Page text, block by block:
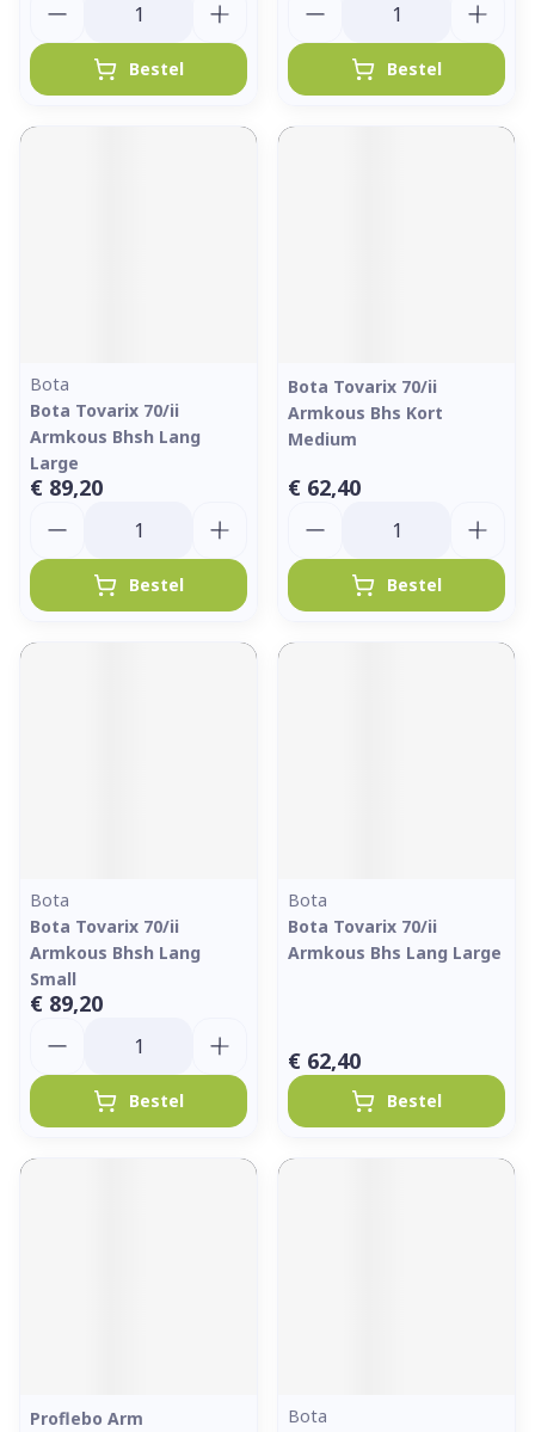
Bestel Bestel
Bota
Bota Tovarix 70/ii
Armkous Bhsh Lang
Large
€ 89,20
Bestel
Bota Tovarix 70/ii
Armkous Bhs Kort
Medium
€ 62,40
Bestel
Bota
Bota Tovarix 70/ii
Armkous Bhsh Lang
Small
€ 89,20
Bestel
Bota
Bota Tovarix 70/ii
Armkous Bhs Lang Large
€ 62,40
Bestel
Proflebo Arm
Bota